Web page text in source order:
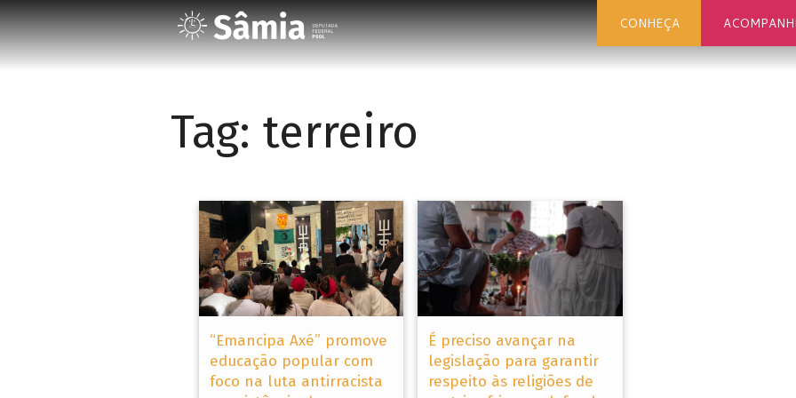
CONHEÇA
Tag: terreiro
“Emancipa Axé” promove
educação popular com
foco na luta antirracista
É preciso avançar na
legislação para garantir
respeito às religiões de